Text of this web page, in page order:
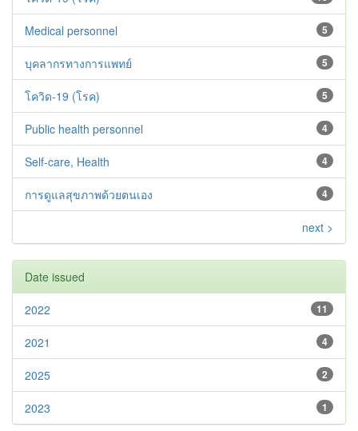
5
Medical personnel
5
บุคลากรทางการแพทย์
5
โควิด-19 ‪(โรค)‬
4
Public health personnel
4
Self-care, Health
4
การดูแลสุขภาพด้วยตนเอง
next >
Date issued
11
2022
4
2021
2
2025
1
2023